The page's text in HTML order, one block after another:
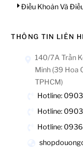
Điều Khoản Và
THÔNG TIN LIÊN
140/7A Trần
Minh (39 Hoa
TPHCM)
Hotline:
Hotline:
Hotline: